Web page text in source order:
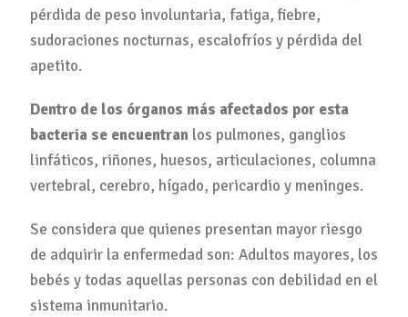
pérdida de peso involuntaria, fatiga, fiebre,
sudoraciones nocturnas, escalofríos y pérdida del
apetito.
Dentro de los órganos más afectados por esta
bacteria se encuentran los pulmones, ganglios
linfáticos, riñones, huesos, articulaciones, columna
vertebral, cerebro, hígado, pericardio y meninges.
Se considera que quienes presentan mayor riesgo
de adquirir la enfermedad son: Adultos mayores, los
bebés y todas aquellas personas con debilidad en el
sistema inmunitario.